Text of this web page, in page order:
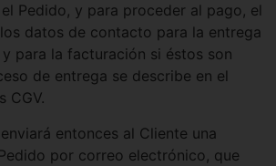
Pedido, y para proceder al pago, el
datos de contacto para la entrega
para la facturación si éstos son
de entrega se describe en el
CGV.
entonces al Cliente una
por correo electrónico, que